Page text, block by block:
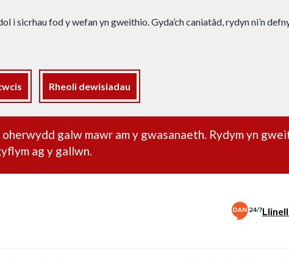
i sicrhau fod y wefan yn gweithio. Gyda’ch caniatâd, rydyn ni’n
Rheoli dewisiadau
pwysig
galw mawr am y gwasanaeth. Rydym yn
ag y gallwn.